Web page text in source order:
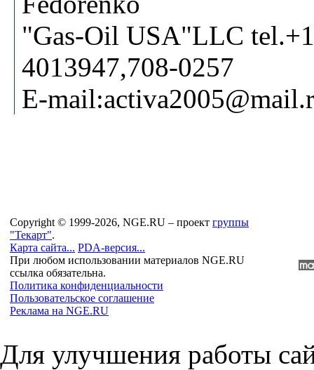
"Gas-Oil USA"LLC
4013947,708-0257
E-
Copyright © 1999-2026, NGE.RU – проект группы
"Текарт".
Карта сайта... PDA-версия...
При любом использовании материалов NGE.RU
ссылка обязательна.
Политика конфиденциальности
Пользовательское соглашение
Реклама на NGE.RU
Для улучшения работы